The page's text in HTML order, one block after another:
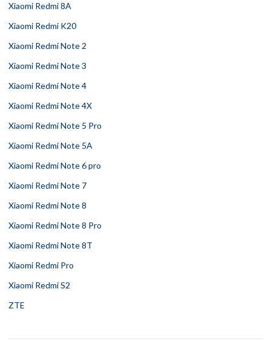
Xiaomi Redmi 8A
Xiaomi Redmi K20
Xiaomi Redmi Note 2
Xiaomi Redmi Note 3
Xiaomi Redmi Note 4
Xiaomi Redmi Note 4X
Xiaomi Redmi Note 5 Pro
Xiaomi Redmi Note 5A
Xiaomi Redmi Note 6 pro
Xiaomi Redmi Note 7
Xiaomi Redmi Note 8
Xiaomi Redmi Note 8 Pro
Xiaomi Redmi Note 8T
Xiaomi Redmi Pro
Xiaomi Redmi S2
ZTE